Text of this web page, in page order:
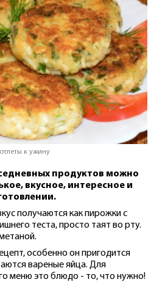
к ужину
продуктов можно
вкусное, интересное и
получаются как пирожки с
теста, просто таят во рту.
особенно он пригодится
вареные яйца. Для
меню это блюдо - то, что нужно!